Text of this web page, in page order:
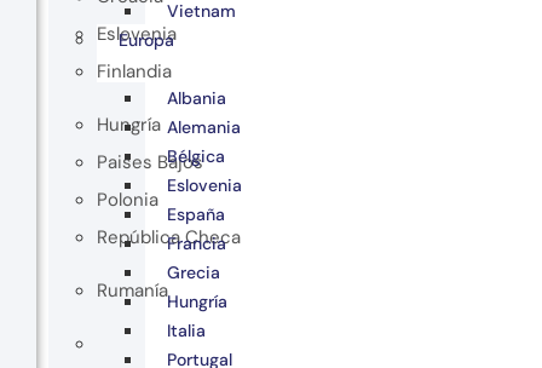
Eslovenia
Finlandia
Hungría
Paises Bajos
Polonia
República Checa
Rumanía
Vietnam
Europa
Albania
Alemania
Bélgica
Eslovenia
España
Francia
Grecia
Hungría
Italia
Portugal